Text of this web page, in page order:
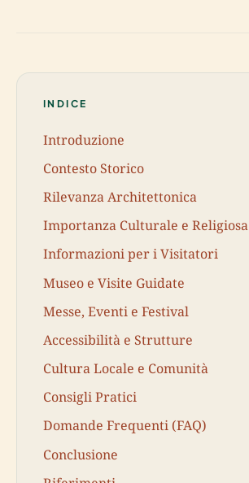
INDICE
Introduzione
Contesto Storico
Rilevanza Architettonica
Importanza Culturale e Religiosa
Informazioni per i Visitatori
Museo e Visite Guidate
Messe, Eventi e Festival
Accessibilità e Strutture
Cultura Locale e Comunità
Consigli Pratici
Domande Frequenti (FAQ)
Conclusione